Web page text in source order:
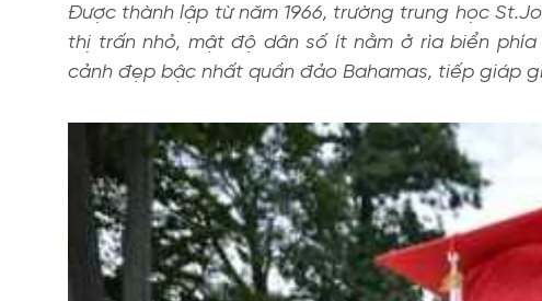
Được thành lập từ năm 1966, trường trung học
thị trấn nhỏ, mật độ dân số ít nằm ở rìa biển
cảnh đẹp bậc nhất quần đảo Bahamas, tiếp giáp